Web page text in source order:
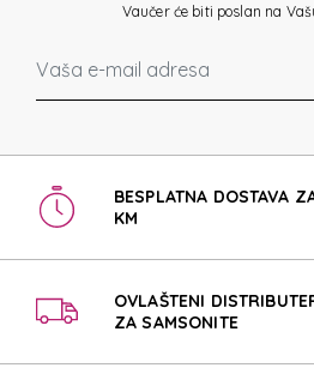
Vaučer će biti poslan na
BESPLATNA DOSTAVA
KM
OVLAŠTENI
ZA SAMSONITE